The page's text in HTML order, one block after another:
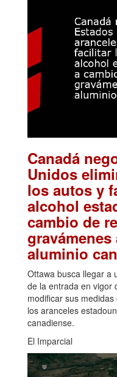
Canadá
Unidos
los autos y
alcohol
cambio de
aluminio
Ottawa busca llegar a
de la entrada en vigor
modificar sus
los aranceles
canadiense.
El Imparcial